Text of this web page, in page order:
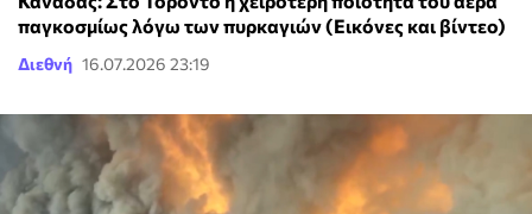
παγκοσμίως λόγω των πυρκαγιών (Εικόνες και βίντεο)
Διεθνή 16.07.2026 23:19